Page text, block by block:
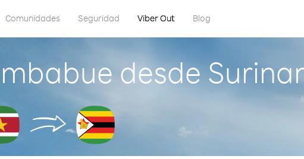
Comunidades Seguridad Viber Out Blog
desde